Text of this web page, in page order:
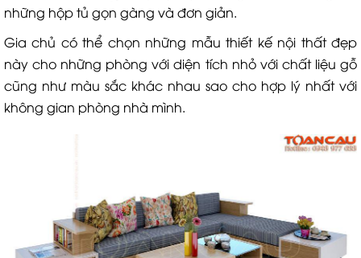
những hộp tủ gọn gàng và đơn giản.
Gia chủ có thể chọn những mẫu thiết kế nội thất đẹp
này cho những phòng với diện tích nhỏ với chất liệu gỗ
cũng như màu sắc khác nhau sao cho hợp lý nhất với
không gian phòng nhà mình.